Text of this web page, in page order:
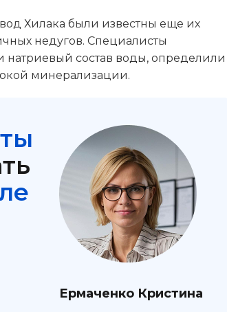
Хилака были известны еще их
недугов. Специалисты
состав воды, определили
минерализации.
Ермаченко Кристина